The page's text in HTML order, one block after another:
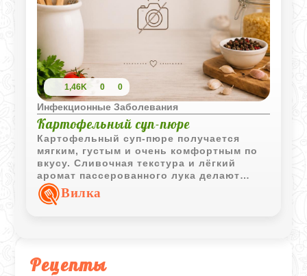
Рецепты
1,46K 0 0
Инфекционные Заболевания
Картофельный суп-пюре
Картофельный суп-пюре получается
мягким, густым и очень комфортным по
вкусу. Сливочная текстура и лёгкий
аромат пассерованного лука делают
блюдо особенно домашним.
Вилка